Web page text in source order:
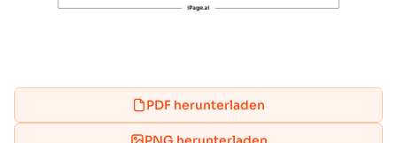
PDF herunterladen